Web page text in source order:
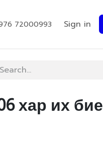
72000993 Sign in
хар их бие